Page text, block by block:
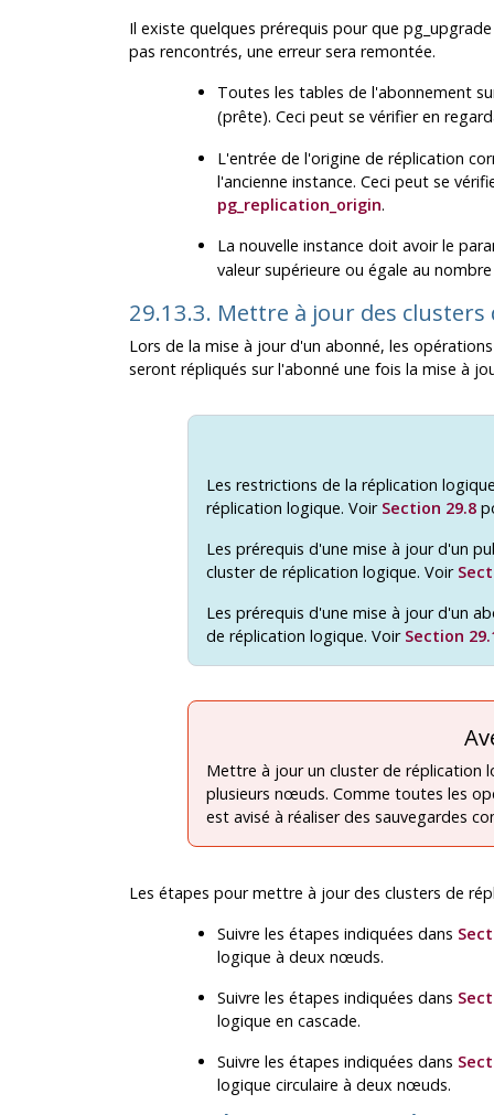
Il existe quelques prérequis pour que pg_upgrade
pas rencontrés, une erreur sera remontée.
Toutes les tables de l'abonnement
(prête). Ceci peut se vérifier en
L'entrée de l'origine de réplication
l'ancienne instance. Ceci peut se
pg_replication_origin.
La nouvelle instance doit avoir le
valeur supérieure ou égale au
29.13.3. Mettre à jour des
Lors de la mise à jour d'un abonné, les
seront répliqués sur l'abonné une fois la mise à
Les restrictions de la réplication
réplication logique. Voir Section 29.8
Les prérequis d'une mise à jour d'un
cluster de réplication logique. Voir
Les prérequis d'une mise à jour d'un
de réplication logique. Voir Section
Mettre à jour un cluster de réplication
plusieurs nœuds. Comme toutes les
est avisé à réaliser des sauvegardes
Les étapes pour mettre à jour des clusters de
Suivre les étapes indiquées dans
logique à deux nœuds.
Suivre les étapes indiquées dans
logique en cascade.
Suivre les étapes indiquées dans
logique circulaire à deux nœuds.